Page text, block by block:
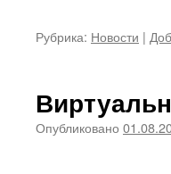
Рубрика: Новости |
Опубликовано